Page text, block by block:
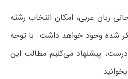
زبان عربی، امکان انتخاب رشته
شده وجود خواهد داشت. با توجه
پیشنهاد می‌کنیم مطالب این